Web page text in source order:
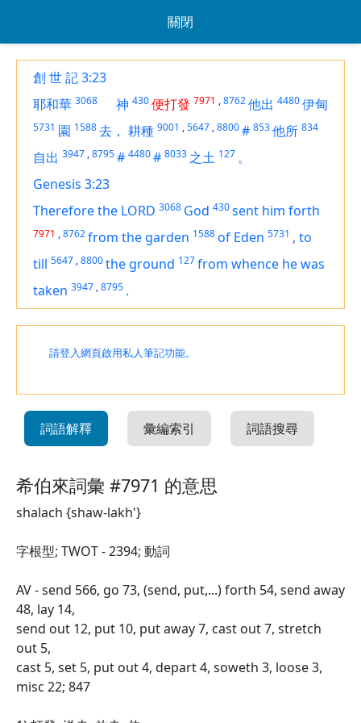
關閉
創 世 記 3:23
耶和華 3068 神 430便打發 7971 ,8762他出 4480伊甸
5731 園 1588去， 耕種 9001 ,5647 ,8800# 853他所 834
自出 3947 ,8795# 4480# 8033 之土 127 。
Genesis 3:23
Therefore the LORD 3068 God 430sent him forth
7971 ,8762from the garden 1588of Eden 5731 , to
till 5647 ,8800the ground 127from whence he was
taken 3947 ,8795 .
請登入網頁啟用私人筆記功能。
詞語解釋 彙編索引 詞語搜尋
希伯來詞彙 #7971 的意思
shalach {shaw-lakh'}
字根型; TWOT - 2394; 動詞
AV - send 566, go 73, (send, put,...) forth 54, send away
48, lay 14,
send out 12, put 10, put away 7, cast out 7, stretch
out 5,
cast 5, set 5, put out 4, depart 4, soweth 3, loose 3,
misc 22; 847